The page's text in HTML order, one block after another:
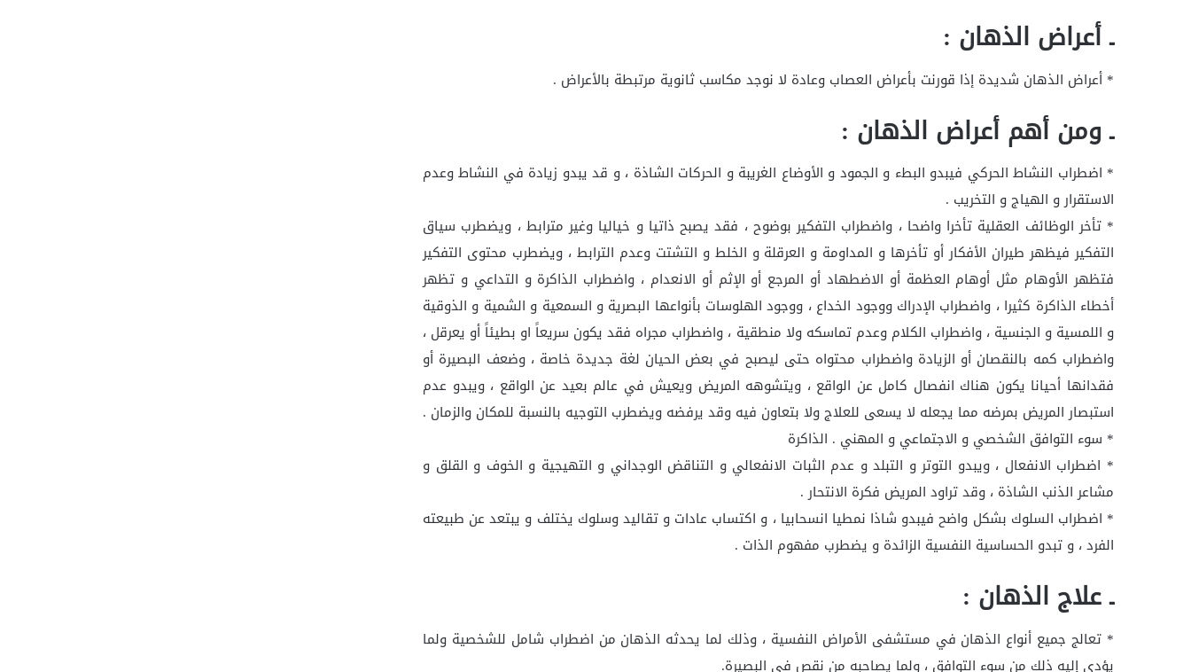
ـ أعراض الذهان :
* أعراض الذهان شديدة إذا قورنت بأعراض العصاب وعادة لا نوجد مكاسب ثانوية مرتبطة بالأعراض .
ـ ومن أهم أعراض الذهان :
* اضطراب النشاط الحركي فيبدو البطء و الجمود و الأوضاع الغريبة و الحركات الشاذة ، و قد يبدو زيادة في النشاط وعدم
الاستقرار و الهياج و التخريب .
* تأخر الوظائف العقلية تأخرا واضحا ، واضطراب التفكير بوضوح ، فقد يصبح ذاتيا و خياليا وغير مترابط ، ويضطرب سياق
التفكير فيظهر طيران الأفكار أو تأخرها و المداومة و العرقلة و الخلط و التشتت وعدم الترابط ، ويضطرب محتوى التفكير
فتظهر الأوهام مثل أوهام العظمة أو الاضطهاد أو المرجع أو الإثم أو الانعدام ، واضطراب الذاكرة و التداعي و تظهر
أخطاء الذاكرة كثيرا ، واضطراب الإدراك ووجود الخداع ، ووجود الهلوسات بأنواعها البصرية و السمعية و الشمية و الذوقية
و اللمسية و الجنسية ، واضطراب الكلام وعدم تماسكه ولا منطقية ، واضطراب مجراه فقد يكون سريعاً او بطيئاً أو يعرقل ،
واضطراب كمه بالنقصان أو الزيادة واضطراب محتواه حتى ليصبح في بعض الحيان لغة جديدة خاصة ، وضعف البصيرة أو
فقدانها أحيانا يكون هناك انفصال كامل عن الواقع ، ويتشوهه المريض ويعيش في عالم بعيد عن الواقع ، ويبدو عدم
استبصار المريض بمرضه مما يجعله لا يسعى للعلاج ولا بتعاون فيه وقد يرفضه ويضطرب التوجيه بالنسبة للمكان والزمان .
* سوء التوافق الشخصي و الاجتماعي و المهني . الذاكرة
* اضطراب الانفعال ، ويبدو التوتر و التبلد و عدم الثبات الانفعالي و التناقض الوجداني و التهيجية و الخوف و القلق و
مشاعر الذنب الشاذة ، وقد تراود المريض فكرة الانتحار .
* اضطراب السلوك بشكل واضح فيبدو شاذا نمطيا انسحابيا ، و اكتساب عادات و تقاليد وسلوك يختلف و يبتعد عن طبيعته
الفرد ، و تبدو الحساسية النفسية الزائدة و يضطرب مفهوم الذات .
ـ علاج الذهان :
* تعالج جميع أنواع الذهان في مستشفى الأمراض النفسية ، وذلك لما يحدثه الذهان من اضطراب شامل للشخصية ولما
يؤدي إليه ذلك من سوء التوافق ، ولما يصاحبه من نقص في البصيرة.